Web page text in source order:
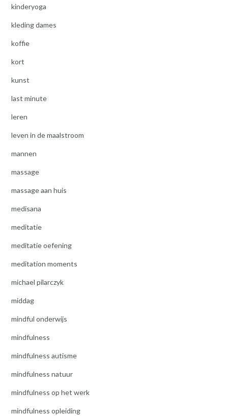
kinderyoga
kleding dames
koffie
kort
kunst
last minute
leren
leven in de maalstroom
mannen
massage
massage aan huis
medisana
meditatie
meditatie oefening
meditation moments
michael pilarczyk
middag
mindful onderwijs
mindfulness
mindfulness autisme
mindfulness natuur
mindfulness op het werk
mindfulness opleiding